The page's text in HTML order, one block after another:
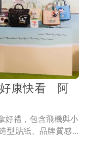
好康快看 阿
好禮，包含飛機與小
型貼紙、品牌質感